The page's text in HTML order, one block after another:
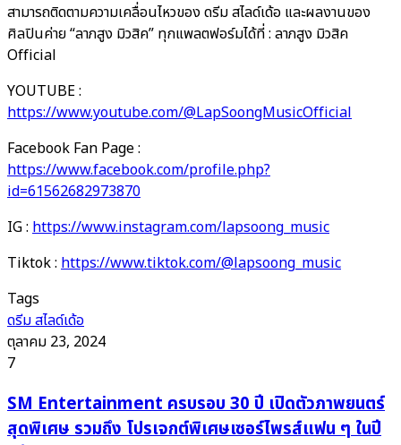
สามารถติดตามความเคลื่อนไหวของ​ ดรีม สไลด์เด้อ และผลงานของ
ศิลปินค่าย​ “ลาภสูง​ มิวสิค” ทุกแพลตฟอร์มได้ที่ : ลาภสูง มิวสิค
Official
YOUTUBE :
https://www.youtube.com/@LapSoongMusicOfficial
Facebook Fan Page :
https://www.facebook.com/profile.php?
id=61562682973870
IG : https://www.instagram.com/lapsoong_music
Tiktok : https://www.tiktok.com/@lapsoong_music
Tags
ดรีม สไลด์เด้อ
ตุลาคม 23, 2024
7
SM
Entertainment
SM Entertainment ครบรอบ 30 ปี เปิดตัวภาพยนตร์
สุดพิเศษ รวมถึง โปรเจกต์พิเศษเซอร์ไพรส์แฟน ๆ ในปี